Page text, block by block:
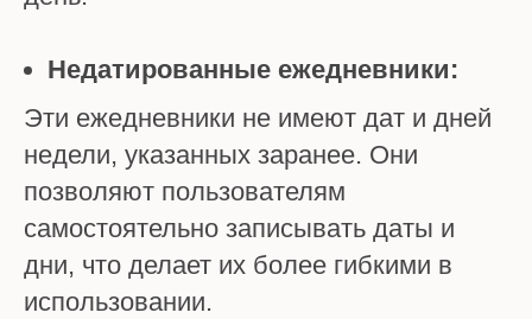
Недатированные ежедневники:
Эти ежедневники не имеют дат и дней
недели, указанных заранее. Они
позволяют пользователям
самостоятельно записывать даты и
дни, что делает их более гибкими в
использовании.